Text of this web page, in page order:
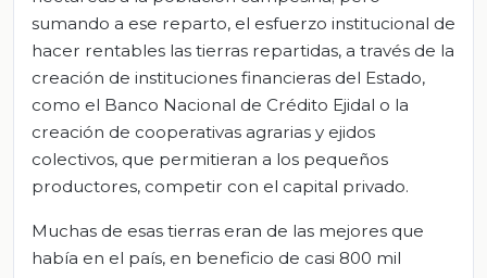
sumando a ese reparto, el esfuerzo institucional de
hacer rentables las tierras repartidas, a través de la
creación de instituciones financieras del Estado,
como el Banco Nacional de Crédito Ejidal o la
creación de cooperativas agrarias y ejidos
colectivos, que permitieran a los pequeños
productores, competir con el capital privado.
Muchas de esas tierras eran de las mejores que
había en el país, en beneficio de casi 800 mil